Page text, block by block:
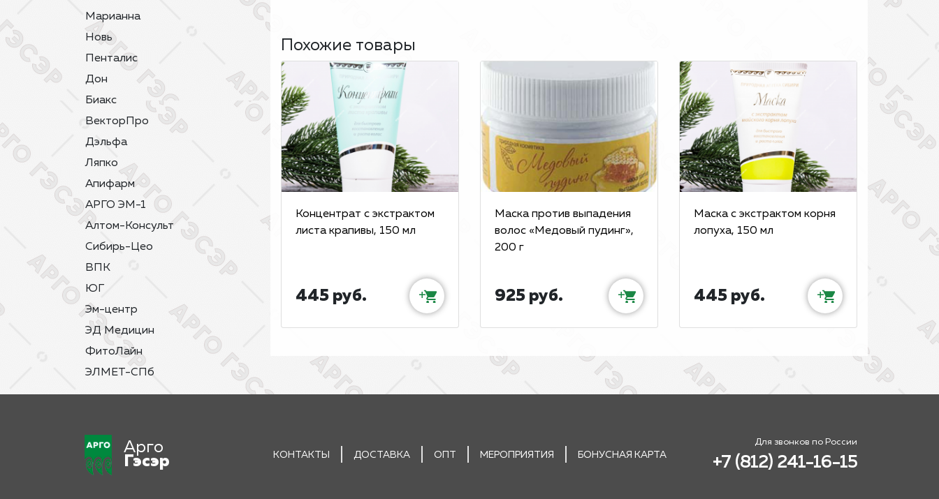
Марианна
Новь
Пенталис
Дон
Биакс
ВекторПро
Дэльфа
Ляпко
Апифарм
АРГО ЭМ-1
Алтом-Консульт
Сибирь-Цео
ВПК
ЮГ
Эм-центр
ЭД Медицин
ФитоЛайн
ЭЛМЕТ-СПб
Похожие товары
Концентрат с экстрактом
листа крапивы, 150 мл
445 руб. +
Маска против выпадения
волос «Медовый пудинг»,
200 г
925 руб. +
Маска с экстрактом корня
лопуха, 150 мл
445 руб. +
Арго
Гэсэр
КОНТАКТЫ ДОСТАВКА ОПТ МЕРОПРИЯТИЯ БОНУСНАЯ КАРТА
Для звонков по России
+7 (812) 241-16-15